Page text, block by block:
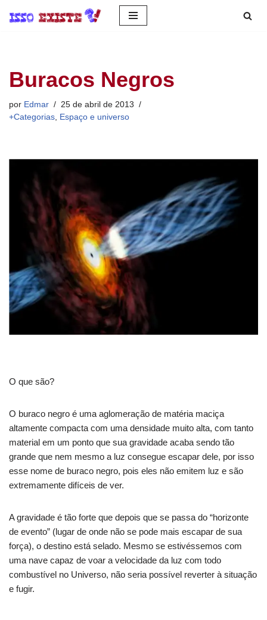
conteúdo
Buracos Negros
por Edmar
25 de abril de 2013
+Categorias, Espaço e universo
O que são?
O buraco negro é uma aglomeração de matéria maciça
altamente compacta com uma densidade muito alta, com tanto
material em um ponto que sua gravidade acaba sendo tão
grande que nem mesmo a luz consegue escapar dele, por isso
esse nome de buraco negro, pois eles não emitem luz e são
extremamente difíceis de ver.
A gravidade é tão forte que depois que se passa do “horizonte
de evento” (lugar de onde não se pode mais escapar de sua
força), o destino está selado. Mesmo se estivéssemos com
uma nave capaz de voar a velocidade da luz com todo
combustível no Universo, não seria possível reverter à situação
e fugir.